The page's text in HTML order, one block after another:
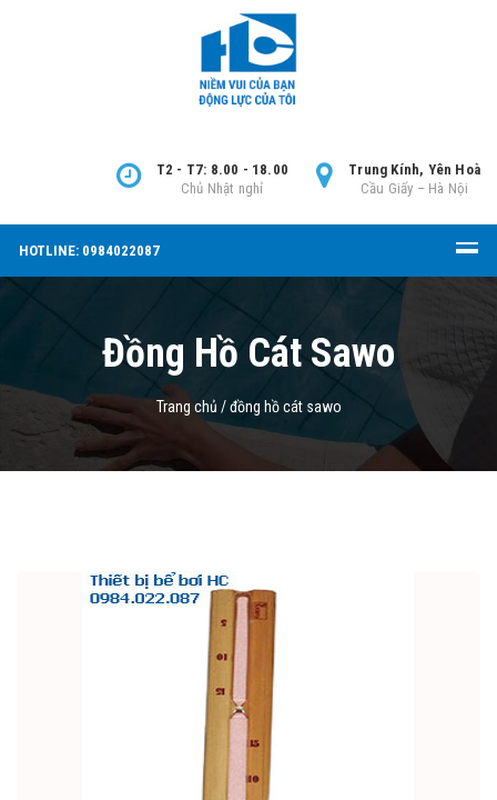
Trung Kính, Yên Hoà
Cầu Giấy – Hà Nội
T2 - T7: 8.00 - 18.00
Chủ Nhật nghỉ
HOTLINE: 0984022087
Đồng Hồ Cát Sawo
Trang chủ /đồng hồ cát sawo